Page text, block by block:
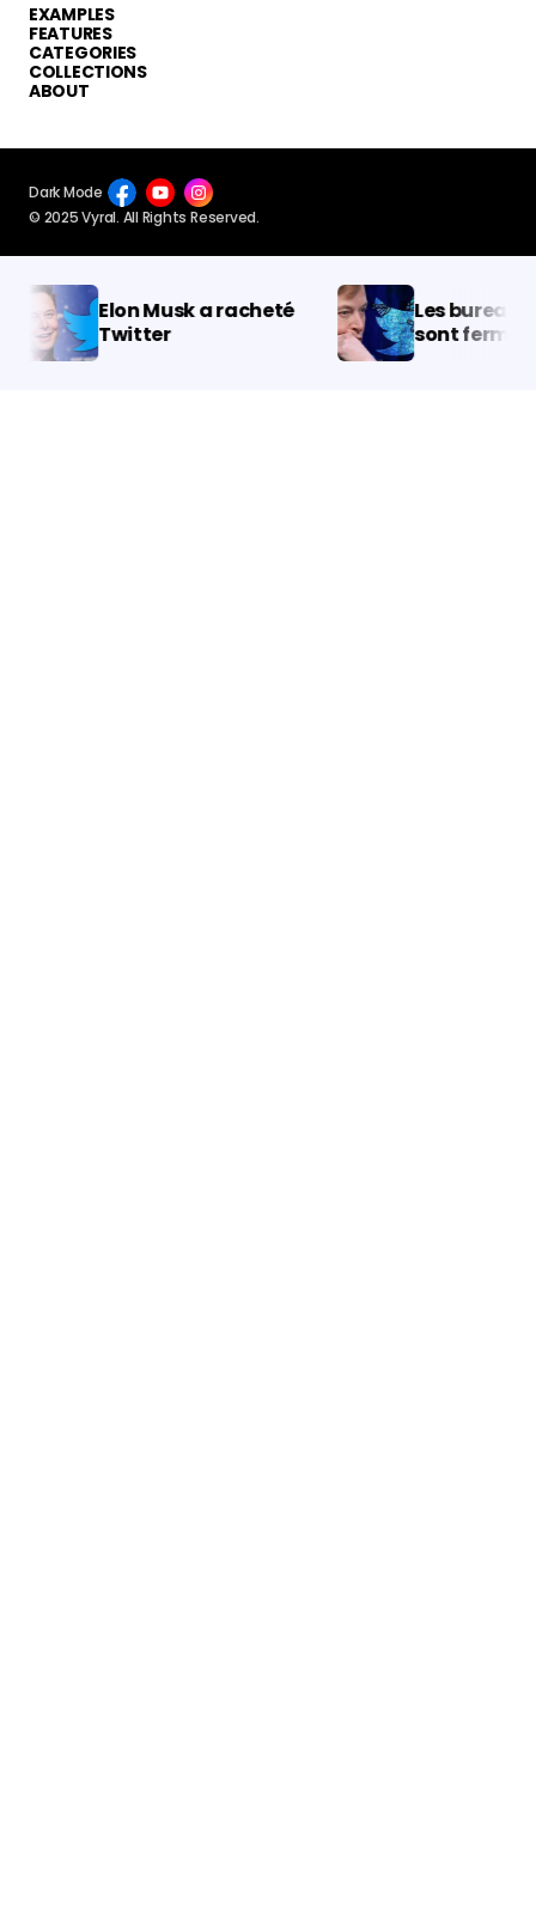
EXAMPLES
FEATURES
CATEGORIES
COLLECTIONS
ABOUT
© 2025 Vyral. All Rights Reserved.
Dark Mode
Elon Musk a racheté
Twitter￼
Les bureaux
sont fermés !